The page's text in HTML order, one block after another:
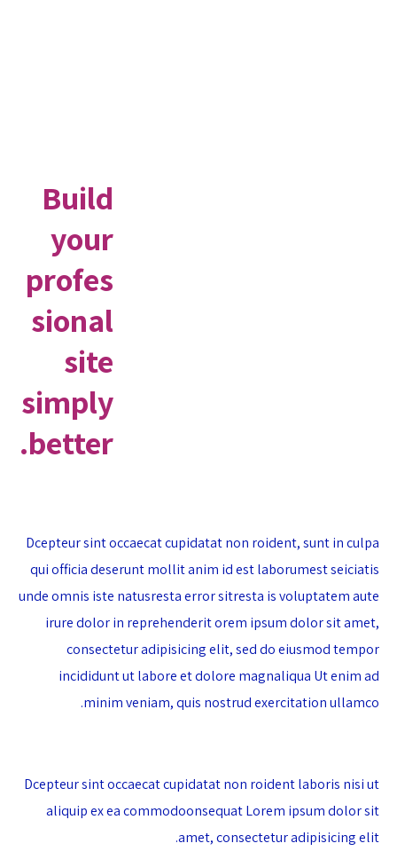
Build
your
profes
sional
site
simply
better.
Dcepteur sint occaecat cupidatat non roident, sunt in culpa
qui officia deserunt mollit anim id est laborumest seiciatis
unde omnis iste natusresta error sitresta is voluptatem aute
irure dolor in reprehenderit orem ipsum dolor sit amet,
consectetur adipisicing elit, sed do eiusmod tempor
incididunt ut labore et dolore magnaliqua Ut enim ad
minim veniam, quis nostrud exercitation ullamco.
Dcepteur sint occaecat cupidatat non roident laboris nisi ut
aliquip ex ea commodoonsequat Lorem ipsum dolor sit
amet, consectetur adipisicing elit.